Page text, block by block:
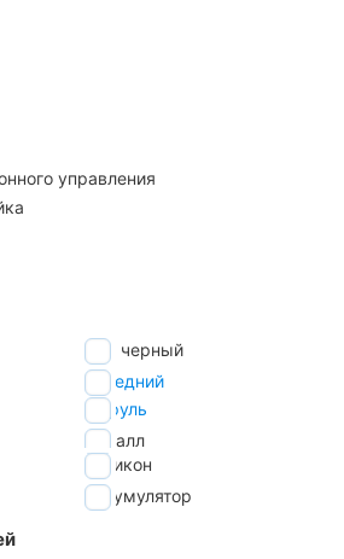
управления
черный
передний
на руль
металл
силикон
аккумулятор